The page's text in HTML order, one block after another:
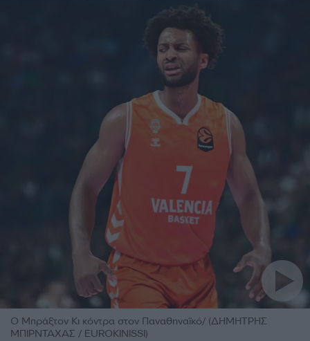
Ο Μπράξτον Κι κόντρα στον Παναθηναϊκό/ (ΔΗΜΗΤΡΗΣ
ΜΠΙΡΝΤΑΧΑΣ / EUROKINISSI)